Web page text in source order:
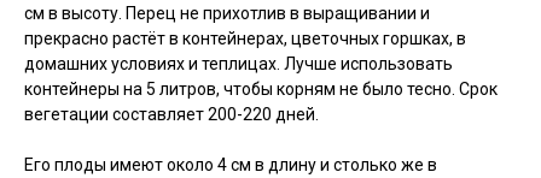
см в высоту. Перец не прихотлив в выращивании и
прекрасно растёт в контейнерах, цветочных горшках, в
домашних условиях и теплицах. Лучше использовать
контейнеры на 5 литров, чтобы корням не было тесно. Срок
вегетации составляет 200-220 дней.
Его плоды имеют около 4 см в длину и столько же в